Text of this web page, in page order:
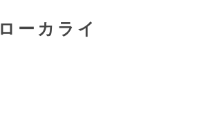
ーカライ